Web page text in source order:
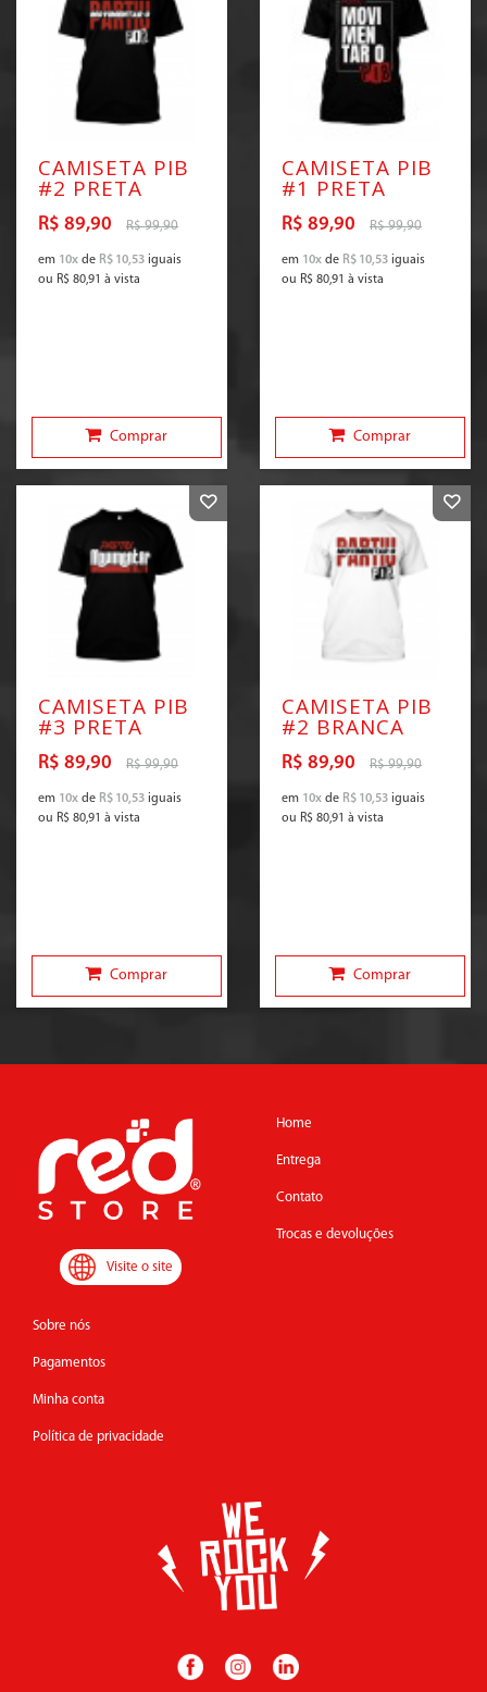
CAMISETA PIB
#2 PRETA
R$ 89,90 R$ 99,90
em 10x de R$ 10,53 iguais
ou R$ 80,91 à vista
Comprar
CAMISETA PIB
#1 PRETA
R$ 89,90 R$ 99,90
em 10x de R$ 10,53 iguais
ou R$ 80,91 à vista
Comprar
CAMISETA PIB
#3 PRETA
R$ 89,90 R$ 99,90
em 10x de R$ 10,53 iguais
ou R$ 80,91 à vista
Comprar
CAMISETA PIB
#2 BRANCA
R$ 89,90 R$ 99,90
em 10x de R$ 10,53 iguais
ou R$ 80,91 à vista
Comprar
Home
Entrega
Contato
Trocas e devoluções
Sobre nós
Pagamentos
Minha conta
Política de privacidade
Visite o site